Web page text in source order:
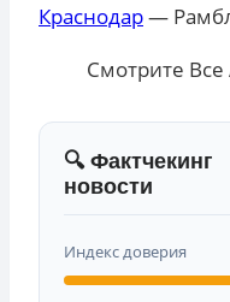
Краснодар—
Смотрите
🔍 Фактчекинг
новости
Индекс доверия